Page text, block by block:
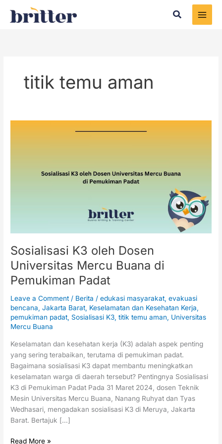
Search
titik temu aman
Sosialisasi K3 oleh Dosen
Universitas Mercu Buana di
Pemukiman Padat
Leave a Comment / Berita /edukasi masyarakat,evakuasi
bencana,Jakarta Barat, Keselamatan dan Kesehatan Kerja,
pemukiman padat,Sosialisasi K3,titik temu aman, Universitas
Mercu Buana
Keselamatan dan kesehatan kerja (K3) adalah aspek penting
yang sering terabaikan, terutama di pemukiman padat.
Bagaimana sosialisasi K3 dapat membantu meningkatkan
keselamatan warga di daerah tersebut? Pentingnya Sosialisasi
K3 di Pemukiman Padat Pada 31 Maret 2024, dosen Teknik
Mesin Universitas Mercu Buana, Nanang Ruhyat dan Tyas
Wedhasari, mengadakan sosialisasi K3 di Meruya, Jakarta
Barat. Bertajuk […]
Read More »